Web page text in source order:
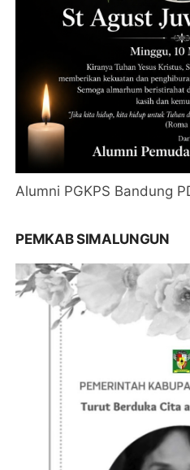
Alumni PGKPS Bandung
PEMKAB SIMALUNGUN